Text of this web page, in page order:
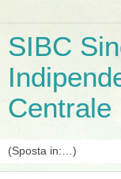
SIBC
Centrale